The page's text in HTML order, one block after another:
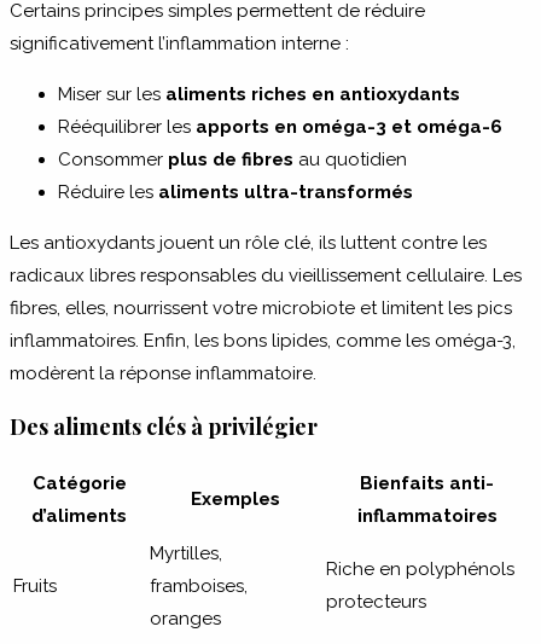
Certains principes simples permettent de réduire
significativement l’inflammation interne :
Miser sur les aliments riches en antioxydants
Rééquilibrer les apports en oméga-3 et oméga-6
Consommer plus de fibres au quotidien
Réduire les aliments ultra-transformés
Les antioxydants jouent un rôle clé, ils luttent contre les
radicaux libres responsables du vieillissement cellulaire. Les
fibres, elles, nourrissent votre microbiote et limitent les pics
inflammatoires. Enfin, les bons lipides, comme les oméga-3,
modèrent la réponse inflammatoire.
Des aliments clés à privilégier
Catégorie
d’aliments
Exemples
Bienfaits anti-
inflammatoires
Fruits
Myrtilles,
framboises,
oranges
Riche en polyphénols
protecteurs